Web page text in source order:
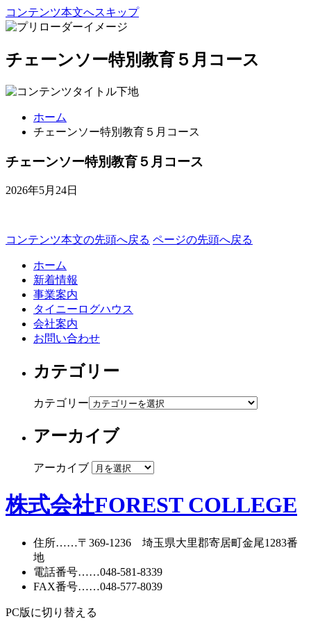
コンテンツ本文へスキップ
チェーンソー特別教育５月コース
ホーム
チェーンソー特別教育５月コース
チェーンソー特別教育５月コース
2026年5月24日
コンテンツ本文の先頭へ戻る ページの先頭へ戻る
ホーム
新着情報
事業案内
タイニーログハウス
会社案内
お問い合わせ
カテゴリー
カテゴリー
アーカイブ
アーカイブ
株式会社FOREST COLLEGE
住所……〒369-1236 埼玉県大里郡寄居町金尾1283番
地
電話番号……048-581-8339
FAX番号……048-577-8039
PC版に切り替える